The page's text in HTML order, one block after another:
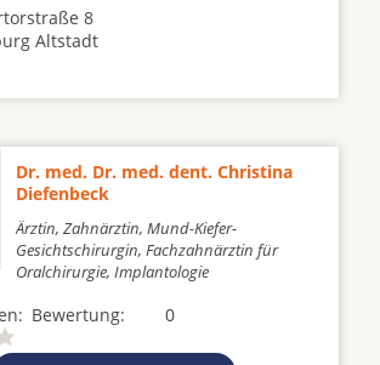
8
Altstadt
Dr. med. Dr. med. dent. Christina
Diefenbeck
Ärztin, Zahnärztin, Mund-Kiefer-
Gesichtschirurgin, Fachzahnärztin für
Oralchirurgie, Implantologie
0
Bewertung: